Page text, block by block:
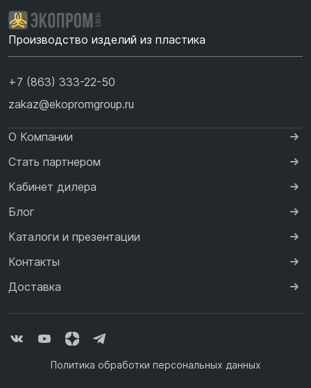
Производство изделий из пластика
+7 (863) 333-22-50
zakaz@ekopromgroup.ru
О Компании
Стать партнером
Кабинет дилера
Блог
Каталоги и презентации
Контакты
Доставка
Политика обработки персональных данных